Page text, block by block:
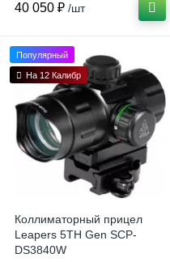
40 050 ₽ /шт
Популярный
На 12 Калибр
Коллиматорный прицел
Leapers 5TH Gen SCP-
DS3840W